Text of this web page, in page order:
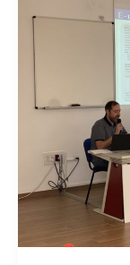
Energética